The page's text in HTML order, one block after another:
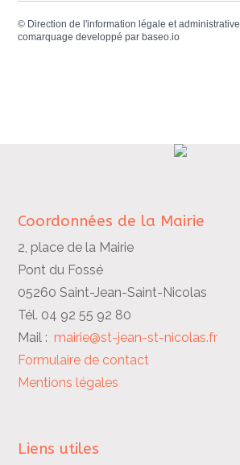
© Direction de l'information légale et administrative
comarquage developpé parbaseo.io
Coordonnées de la Mairie
2, place de la Mairie
Pont du Fossé
05260 Saint-Jean-Saint-Nicolas
Tél. 04 92 55 92 80
Mail :mairie@st-jean-st-nicolas.fr
Formulaire de contact
Mentions légales
Liens utiles